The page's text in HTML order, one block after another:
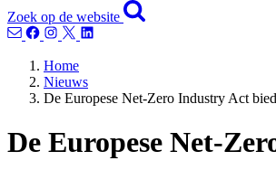
Zoek op de website
Home
Nieuws
De Europese Net-Zero Industry Act
De Europese Net-